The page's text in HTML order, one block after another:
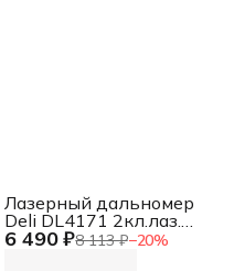
6 490 ₽8 113 ₽−20%
Лазерный дальномер
Deli DL4171 2кл.лаз.
670нм цв.луч. красный